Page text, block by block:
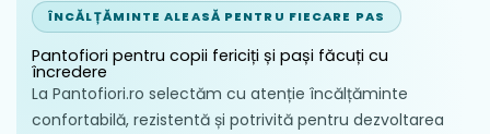
ÎNCĂLȚĂMINTE ALEASĂ PENTRU FIECARE PAS
Pantofiori pentru copii fericiți și pași făcuți cu
încredere
La Pantofiori.ro selectăm cu atenție încălțăminte
confortabilă, rezistentă și potrivită pentru dezvoltarea